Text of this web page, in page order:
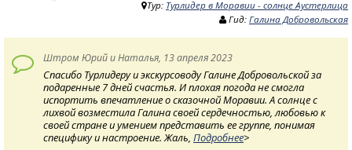
Тур: Турлидер в Моравии - солнце Аустерлица
Гид: Галина Добровольская
Штром Юрий и Наталья, 13 апреля 2023
Спасибо Турлидеру и экскурсоводу Галине Добровольской за
подаренные 7 дней счастья. И плохая погода не смогла
испортить впечатление о сказочной Моравии. А солнце с
лихвой возместила Галина своей сердечностью, любовью к
своей стране и умением представить ее группе, понимая
специфику и настроение. Жаль, Подробнее>